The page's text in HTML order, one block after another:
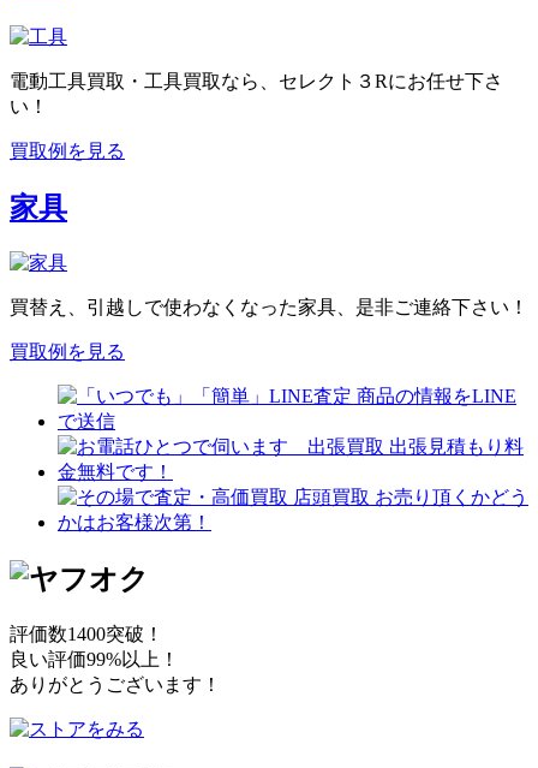
電動工具買取・工具買取なら、セレクト３Rにお任せ下さ
い！
買取例を見る
家具
買替え、引越しで使わなくなった家具、是非ご連絡下さい！
買取例を見る
評価数1400突破！
良い評価99%以上！
ありがとうございます！